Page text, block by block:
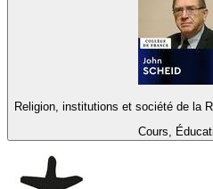
Religion, institutions et société de la
Cours,